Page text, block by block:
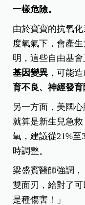
一樣危險。
由於寶寶的抗氧
度氧氣下，會產
明，這些自由基
基因變異 ，可能
育不良、神經發
另一方面，美國
就算是新生兒急
氧，建議從21%至
時調整。
梁盛賓醫師強調
雙面刃，給對了
是種傷害！」